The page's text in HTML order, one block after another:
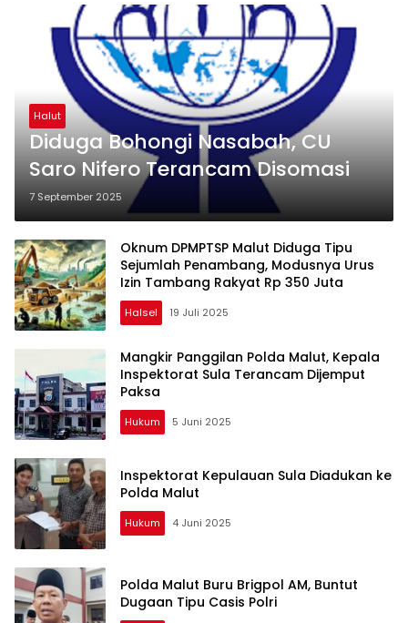
Halut
Diduga Bohongi Nasabah, CU
Saro Nifero Terancam Disomasi
7 September 2025
Oknum DPMPTSP Malut Diduga Tipu
Sejumlah Penambang, Modusnya Urus
Izin Tambang Rakyat Rp 350 Juta
Halsel 19 Juli 2025
Mangkir Panggilan Polda Malut, Kepala
Inspektorat Sula Terancam Dijemput
Paksa
Hukum 5 Juni 2025
Inspektorat Kepulauan Sula Diadukan ke
Polda Malut
Hukum 4 Juni 2025
Polda Malut Buru Brigpol AM, Buntut
Dugaan Tipu Casis Polri